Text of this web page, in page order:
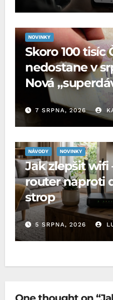
NOVINKY
Skoro 100 tisíc
nedostane v
Nová
rozpaky
7 SRPNA, 2026
NÁVODY NOVINKY
Jak zlepšit wifi
router naproti
strop
5 SRPNA, 2026